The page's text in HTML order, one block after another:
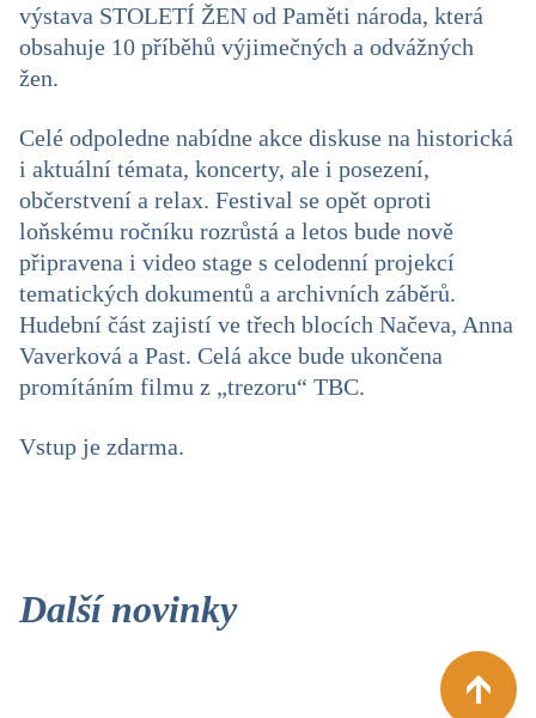
výstava STOLETÍ ŽEN od Paměti národa, která
obsahuje 10 příběhů výjimečných a odvážných
žen.
Celé odpoledne nabídne akce diskuse na historická
i aktuální témata, koncerty, ale i posezení,
občerstvení a relax. Festival se opět oproti
loňskému ročníku rozrůstá a letos bude nově
připravena i video stage s celodenní projekcí
tematických dokumentů a archivních záběrů.
Hudební část zajistí ve třech blocích Načeva, Anna
Vaverková a Past. Celá akce bude ukončena
promítáním filmu z „trezoru“ TBC.
Vstup je zdarma.
Další novinky